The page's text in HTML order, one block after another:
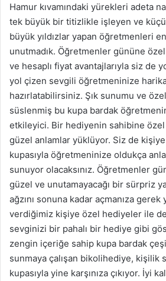
Hamur kıvamındaki yürekleri adeta
tek büyük bir titizlikle işleyen ve
büyük yıldızlar yapan öğretmenleri
unutmadık. Öğretmenler gününe
ve hesaplı fiyat avantajlarıyla siz de
yol çizen sevgili öğretmeninize
hazırlatabilirsiniz. Şık sunumu ve özel
süslenmiş bu kupa bardak
etkileyici. Bir hediyenin sahibine özel
güzel anlamlar yüklüyor. Siz de
kupasıyla öğretmeninize oldukça
sunuyor olacaksınız. Öğretmenler
güzel ve unutamayacağı bir sürpriz
ağzını sonuna kadar açmanıza
verdiğimiz kişiye özel hediyeler ile
sevginizi bir pahalı bir hediye gibi
zengin içeriğe sahip kupa bardak
sunmaya çalışan bikolihediye, kişilik
kupasıyla yine karşınıza çıkıyor. İyi